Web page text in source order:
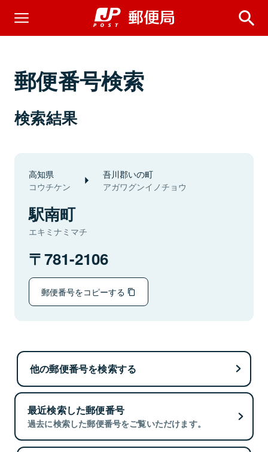
郵便番号検索
検索結果
高知県
コウチケン
吾川郡いの町
アガワグンイノチョウ
駅南町
エキミナミマチ
781-2106
郵便番号をコピーする
他の郵便番号を検索する
最近検索した郵便番号
過去に検索した郵便番号をご覧いただけます。